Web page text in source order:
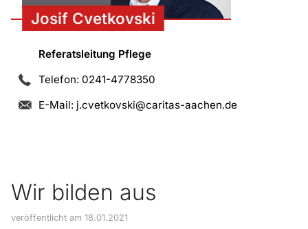
Wir bilden aus
veröffentlicht am 18.01.2021
Josif Cvetkovski
Referatsleitung Pflege
Telefon: 0241-4778350
E-Mail: j.cvetkovski@caritas-aachen.de